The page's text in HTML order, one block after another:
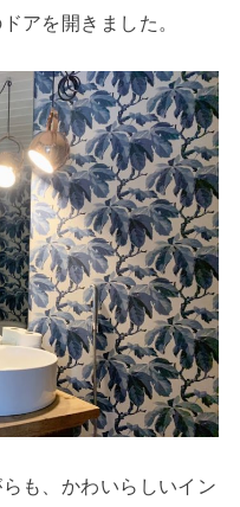
アを開きました。
も、かわいらしいイン